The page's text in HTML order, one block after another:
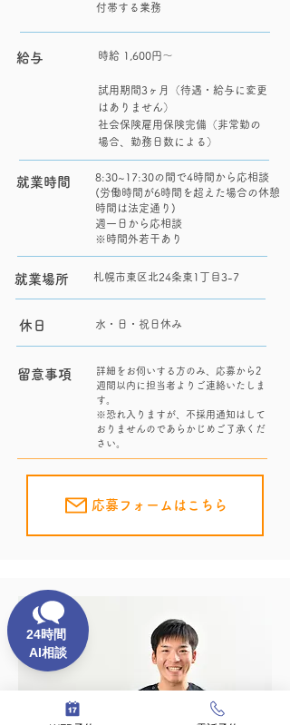
24時間
AI相談
付帯する業務
給与 時給 1,600円～
試用期間3ヶ月（待遇・給与に変更
はありません）
社会保険雇用保険完備（非常勤の
場合、勤務日数による）
就業時間
8:30~17:30の間で4時間から応相談
(労働時間が6時間を超えた場合の休憩
時間は法定通り)
週一日から応相談
​※時間外若干あり
就業場所 札幌市東区北24条東1丁目3-7
休日 水・日・祝日休み
留意事項
詳細をお伺いする方のみ、応募から2
週間以内に担当者よりご連絡いたしま
す。
※恐れ入りますが、不採用通知はして
おりませんのであらかじめご了承くだ
さい。
応募フォームはこちら